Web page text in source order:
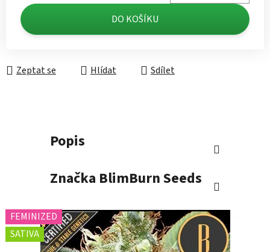
Měrná cena:
DO KOŠÍKU
Zeptat se Hlídat Sdílet
Popis
Značka BlimBurn Seeds
FEMINIZED
SATIVA